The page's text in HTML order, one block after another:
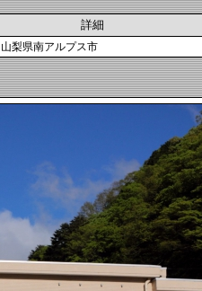
詳細
梨県南アルプス市